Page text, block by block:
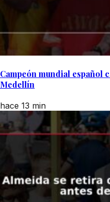
Campeón mundial español
Medellín
hace 13 min